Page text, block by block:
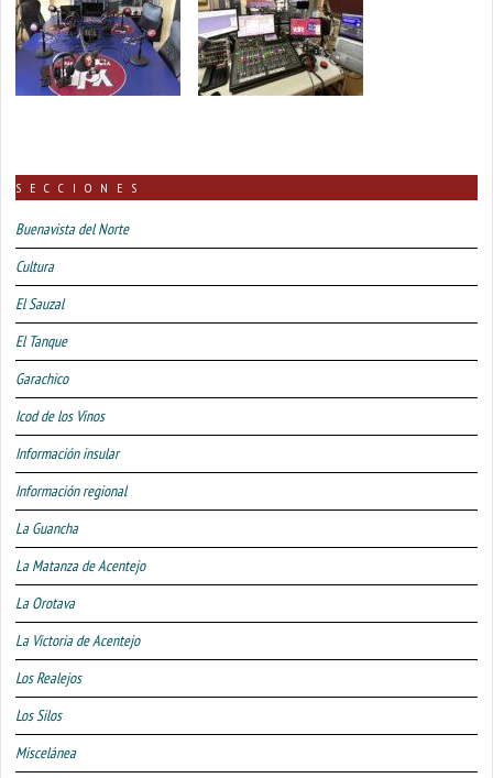
SECCIONES
Buenavista del Norte
Cultura
El Sauzal
El Tanque
Garachico
Icod de los Vinos
Información insular
Información regional
La Guancha
La Matanza de Acentejo
La Orotava
La Victoria de Acentejo
Los Realejos
Los Silos
Miscelánea